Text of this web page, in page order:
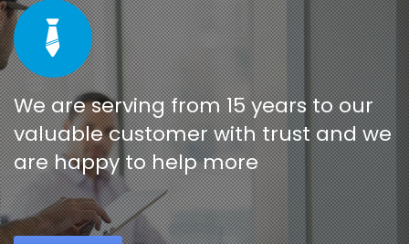
We are serving from 15 years to our
valuable customer with trust and we
are happy to help more